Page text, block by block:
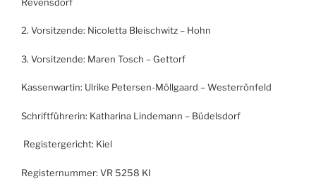
2. Vorsitzende: Nicoletta Bleischwitz – Hohn
3. Vorsitzende: Maren Tosch – Gettorf
Kassenwartin: Ulrike Petersen-Möllgaard – Westerrönfeld
Schriftführerin: Katharina Lindemann – Büdelsdorf
Registergericht: Kiel
Registernummer: VR 5258 KI